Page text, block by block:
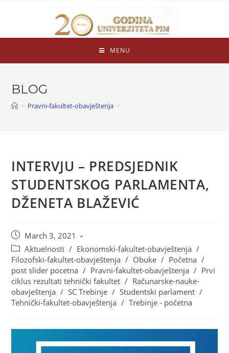
MENU
BLOG
> Pravni-fakultet-obavještenja >
INTERVJU – PREDSJEDNIK
STUDENTSKOG PARLAMENTA,
DŽENETA BLAŽEVIĆ
March 3, 2021
Aktuelnosti / Ekonomski-fakultet-obavještenja /
Filozofski-fakultet-obavještenja / Obuke / Početna /
post slider pocetna / Pravni-fakultet-obavještenja / Prvi
ciklus rezultati tehnički fakultet / Računarske-nauke-
obavještenja / SC Trebinje / Studentski parlament /
Tehnički-fakultet-obavještenja / Trebinje - početna